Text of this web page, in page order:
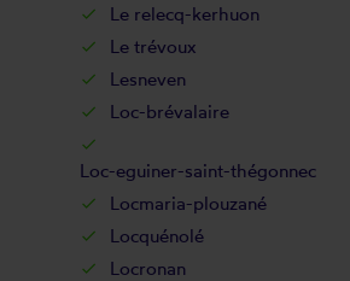
Le relecq-kerhuon
Le trévoux
Lesneven
Loc-brévalaire
Loc-eguiner-saint-thégonnec
Locmaria-plouzané
Locquénolé
Locronan